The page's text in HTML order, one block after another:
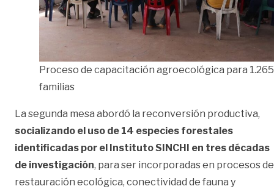
Proceso de capacitación agroecológica para 1.265
familias
La segunda mesa abordó la reconversión productiva,
socializando el uso de 14 especies forestales
identificadas por el Instituto SINCHI en tres décadas
de investigación, para ser incorporadas en procesos de
restauración ecológica, conectividad de fauna y